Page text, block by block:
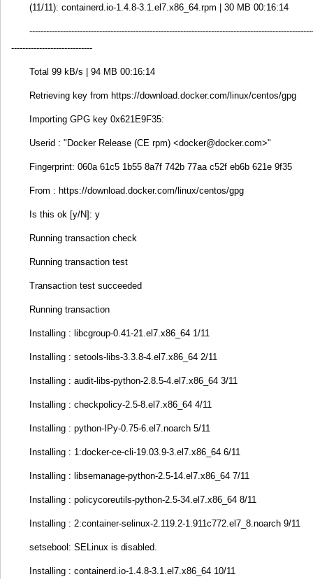
(11/11): containerd.io-1.4.8-3.1.el7.x86_64.rpm | 30 MB 00:16:14
-----------------------------
Total 99 kB/s | 94 MB 00:16:14
Retrieving key from https://download.docker.com/linux/centos/gpg
Importing GPG key 0x621E9F35:
Userid : "Docker Release (CE rpm) <docker@docker.com>"
Fingerprint: 060a 61c5 1b55 8a7f 742b 77aa c52f eb6b 621e 9f35
From : https://download.docker.com/linux/centos/gpg
Is this ok [y/N]: y
Running transaction check
Running transaction test
Transaction test succeeded
Running transaction
Installing : libcgroup-0.41-21.el7.x86_64 1/11
Installing : setools-libs-3.3.8-4.el7.x86_64 2/11
Installing : audit-libs-python-2.8.5-4.el7.x86_64 3/11
Installing : checkpolicy-2.5-8.el7.x86_64 4/11
Installing : python-IPy-0.75-6.el7.noarch 5/11
Installing : 1:docker-ce-cli-19.03.9-3.el7.x86_64 6/11
Installing : libsemanage-python-2.5-14.el7.x86_64 7/11
Installing : policycoreutils-python-2.5-34.el7.x86_64 8/11
Installing : 2:container-selinux-2.119.2-1.911c772.el7_8.noarch 9/11
setsebool: SELinux is disabled.
Installing : containerd.io-1.4.8-3.1.el7.x86_64 10/11